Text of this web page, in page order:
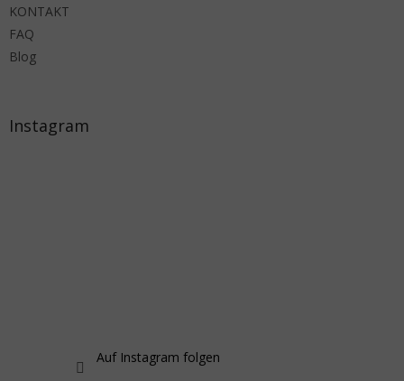
KONTAKT
FAQ
Blog
Instagram
Auf Instagram folgen